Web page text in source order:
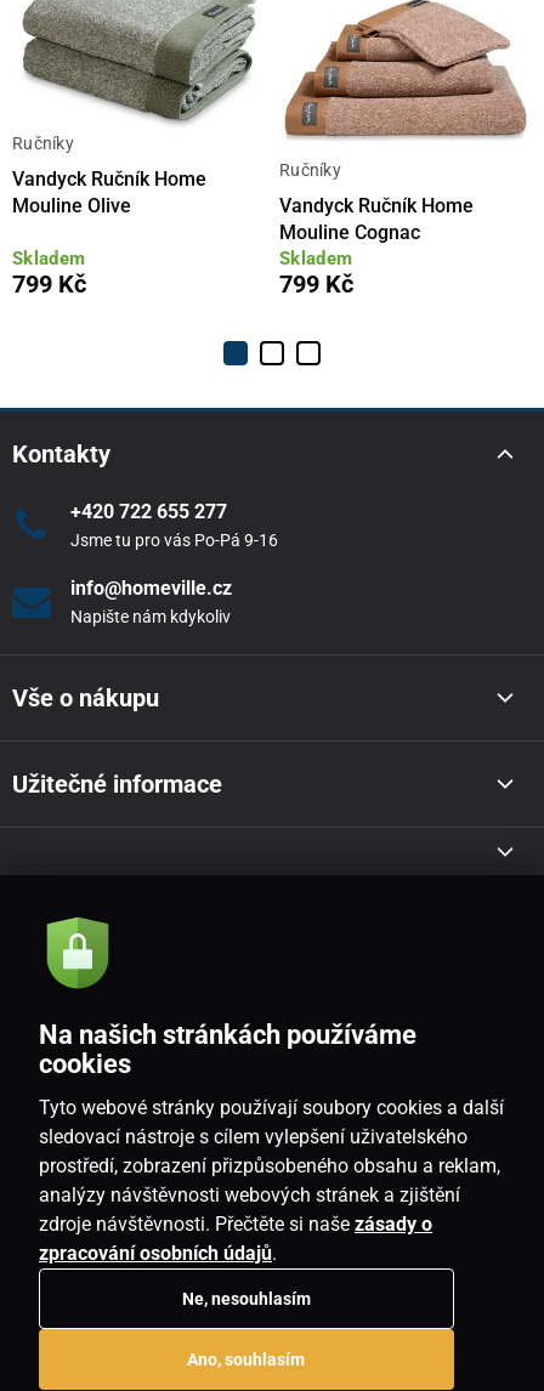
Ručníky
Vandyck Ručník Home
Mouline Olive
Skladem
799 Kč
Ručníky
Vandyck Ručník Home
Mouline Cognac
Skladem
799 Kč
Kontakty
+420 722 655 277
Jsme tu pro vás Po-Pá 9-16
info@homeville.cz
Napište nám kdykoliv
Vše o nákupu
Užitečné informace
Akce a novinky e-mailem
Souhlasím sezásadami zpracování osobních údajů
CZ
www.homeville.cz
Na našich stránkách používáme
cookies
Tyto webové stránky používají soubory cookies a další
sledovací nástroje s cílem vylepšení uživatelského
prostředí, zobrazení přizpůsobeného obsahu a reklam,
analýzy návštěvnosti webových stránek a zjištění
zdroje návštěvnosti. Přečtěte si naše zásady o
zpracování osobních údajů.
Ne, nesouhlasím
Ano, souhlasím